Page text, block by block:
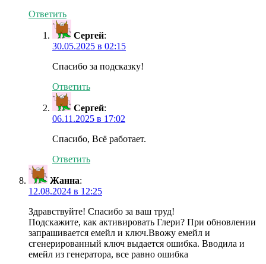
Ответить
Сергей:
30.05.2025 в 02:15
Спасибо за подсказку!
Ответить
Сергей:
06.11.2025 в 17:02
Спасибо, Всё работает.
Ответить
Жанна:
12.08.2024 в 12:25
Здравствуйте! Спасибо за ваш труд!
Подскажите, как активировать Глери? При обновлении
запрашивается емейл и ключ.Ввожу емейл и
сгенерированный ключ выдается ошибка. Вводила и
емейл из генератора, все равно ошибка